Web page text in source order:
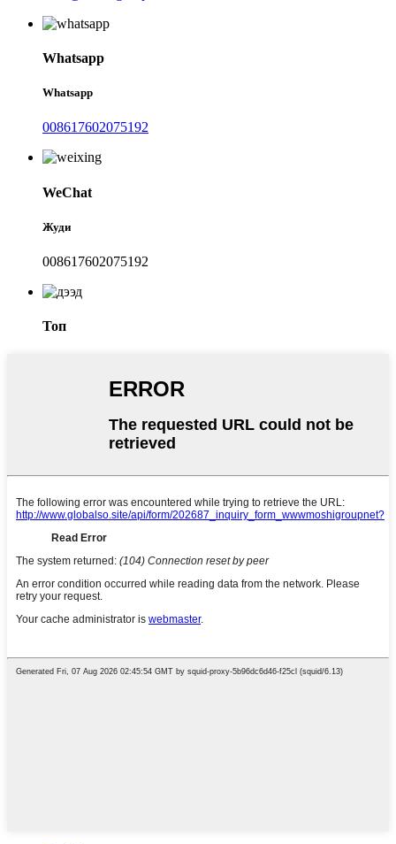
Whatsapp
Whatsapp
008617602075192
WeChat
Жуди
008617602075192
Топ